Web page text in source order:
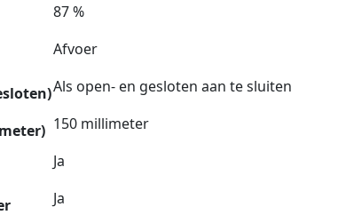
87 %
Afvoer
Als open- en gesloten aan te sluiten
150 millimeter
Ja
Ja